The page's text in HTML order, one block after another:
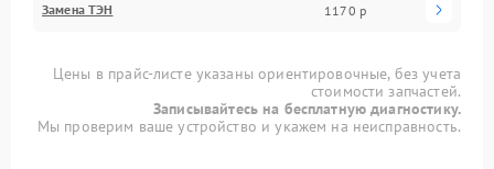
Замена ТЭН 1170 р
Цены в прайс-листе указаны ориентировочные, без учета
стоимости запчастей.
Записывайтесь на бесплатную диагностику.
Мы проверим ваше устройство и укажем на неисправность.